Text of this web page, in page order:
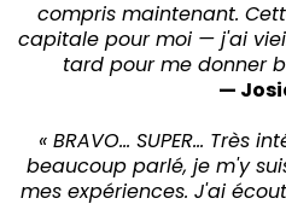
compris maintenant.
capitale pour moi — j'ai
tard pour me donner
—
« BRAVO... SUPER...
beaucoup parlé, je m'y
mes expériences. J'ai